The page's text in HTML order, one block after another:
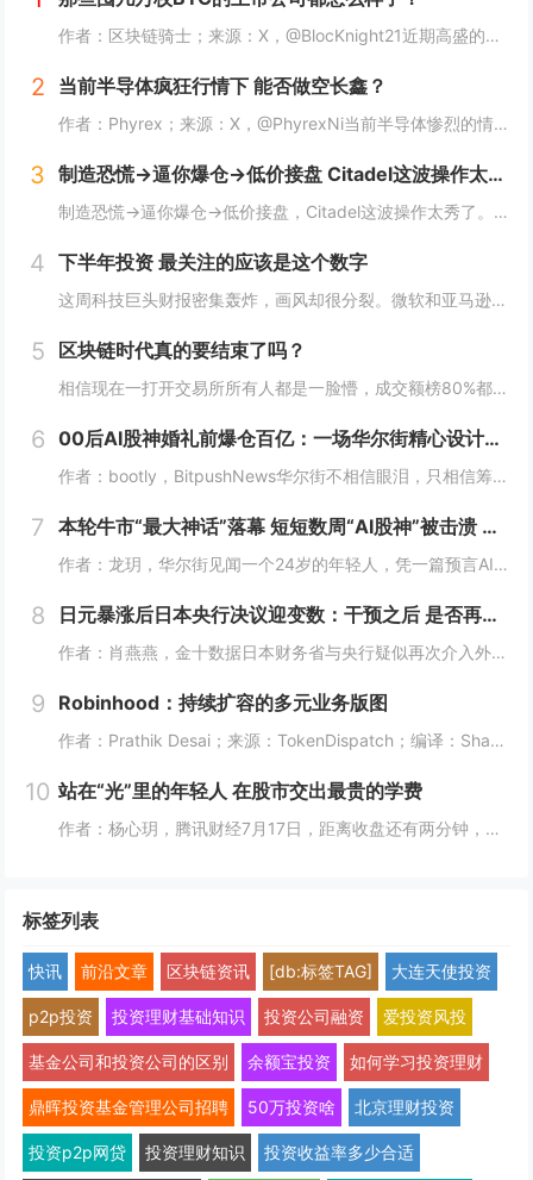
作者：区块链骑士；来源：X，@BlocKnight21近期高盛的一纸清算通知，让Strategy再次被推上了风口浪尖。7月29日到期的挂钩Strategy股票的结构性债券，每1000美元投资仅能收回约217美元，亏损近80%。而问题出在一个...
2 当前半导体疯狂行情下 能否做空长鑫？
作者：Phyrex；来源：X，@PhyrexNi当前半导体惨烈的情况下，我是不是可以做空长鑫？我个人的看法，当前长鑫的估值已经高到我想开始做空了，但上市初期的筹码结构仍然对空头非常不友好。我个人打算先多观察几天，尤其是过了上市前五个无涨跌幅...
3 制造恐慌→逼你爆仓→低价接盘 Citadel这波操作太秀了
制造恐慌→逼你爆仓→低价接盘，Citadel这波操作太秀了。Citadel这波操作，真的秀。“AI股神”Leopold Aschenbrenner的基金Situational Awareness，上半年回报439%，规模一度冲到450亿美元...
4 下半年投资 最关注的应该是这个数字
这周科技巨头财报密集轰炸，画风却很分裂。微软和亚马逊，云业务全线爆发。AWS二季度营收422亿美元，同比增长37%，是18个季度以来最快；Azure更猛，同比增速43%，全财年首次突破1000亿美元。两家股价财报后都是大涨，亚马逊盘后一度涨...
5 区块链时代真的要结束了吗？
相信现在一打开交易所所有人都是一脸懵，成交额榜80%都是美股，前十里就剩个BTC ETH SOL ，涨幅榜直接没了币的身影，清一色美股。这以前可都是山寨币的位置啊! 现在越来越多变成了股票，AI、机器人、航天这些热门股，涨起来一点也不比山...
6 00后AI股神婚礼前爆仓百亿：一场华尔街精心设计的「猎杀」？
作者：bootly，BitpushNews华尔街不相信眼泪，只相信筹码。2026年7月的最后一周，一个00后年轻人用百亿美金的代价，再次验证了这个道理。故事的主角叫Leopold Aschenbrenner。如果你关注AI圈，可能听过这个名...
7 本轮牛市“最大神话”落幕 短短数周“AI股神”被击溃 Citatdel出手收购全部仓位
作者：龙玥，华尔街见闻一个24岁的年轻人，凭一篇预言AI改变世界的长文，在华尔街募到450亿美元，今年上半年爆赚439%。然而，在近期AI板块大跌的这一个月里，他把两年积累的神话，一口气输了个精光。7月30日，华尔街流出一条消息：一家只有8...
8 日元暴涨后日本央行决议迎变数：干预之后 是否再度加息？
作者：肖燕燕，金十数据日本财务省与央行疑似再次介入外汇市场后，周四日元出现逾两年来最大单日涨幅。日本《日经新闻》报道称，日本政府和日本央行可能采取了汇市干预措施，以遏制日元持续疲软的走势。美国财长贝森特表示，“日本可能在（美东时间）周四早些...
9 Robinhood：持续扩容的多元业务版图
作者：Prathik Desai；来源：TokenDispatch；编译：Shaw，喜来顺财经几周前，我将Robinhood称作一站式金融超市，原因是它能够在同一平台满足美国人的各类金融需求。在之前的文章中，我写道：即便Robinhood新...
10 站在“光”里的年轻人 在股市交出最贵的学费
作者：杨心玥，腾讯财经7月17日，距离收盘还有两分钟，陈娅躲进了公司的厕所。她把隔间门锁上，盯着手机里一片刺眼的绿色。她咬了咬牙，把账户里“财通四子”、通信ETF全部卖掉。当时，这些基金盘中模拟净值跌幅都接近10%。陈娅是近期重仓光模块的年...
标签列表
快讯 前沿文章 区块链资讯 [db:标签TAG] 大连天使投资
p2p投资 投资理财基础知识 投资公司融资 爱投资风投
基金公司和投资公司的区别 余额宝投资 如何学习投资理财
鼎晖投资基金管理公司招聘 50万投资啥 北京理财投资
投资p2p网贷 投资理财知识 投资收益率多少合适